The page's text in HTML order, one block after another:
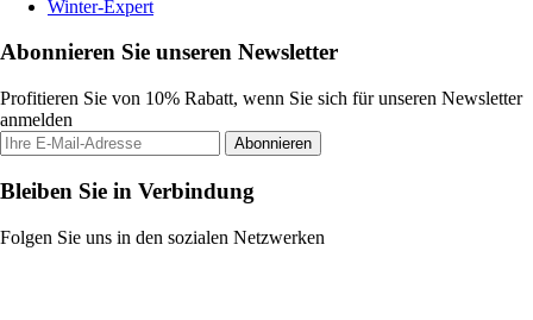
Winter-Expert
Abonnieren Sie unseren Newsletter
Profitieren Sie von 10% Rabatt, wenn Sie sich für unseren Newsletter
anmelden
Abonnieren
Bleiben Sie in Verbindung
Folgen Sie uns in den sozialen Netzwerken